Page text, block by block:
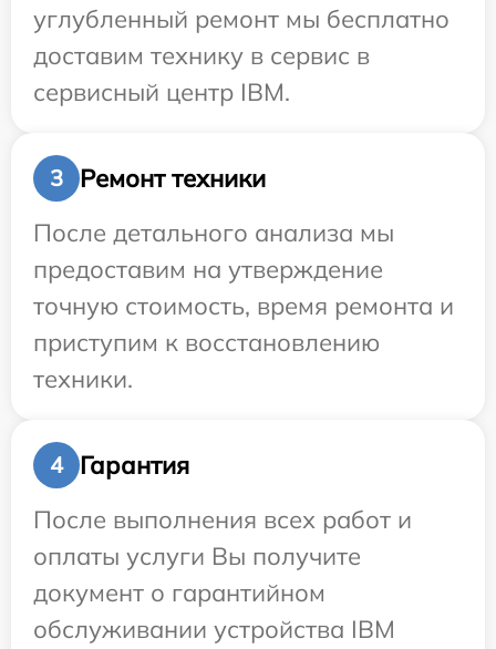
углубленный ремонт мы бесплатно
доставим технику в сервис в
сервисный центр IBM.
3
Ремонт техники
После детального анализа мы
предоставим на утверждение
точную стоимость, время ремонта и
приступим к восстановлению
техники.
4
Гарантия
После выполнения всех работ и
оплаты услуги Вы получите
документ о гарантийном
обслуживании устройства IBM